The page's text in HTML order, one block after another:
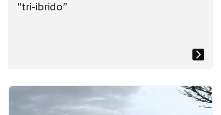
“tri-ibrido”